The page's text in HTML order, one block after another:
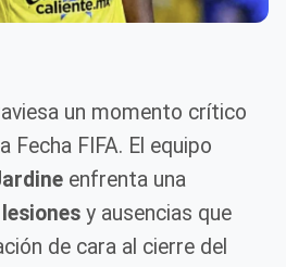
un momento crítico
Fecha FIFA. El equipo
enfrenta una
y ausencias que
de cara al cierre del